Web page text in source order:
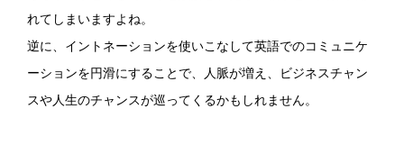
れてしまいますよね。
逆に、イントネーションを使いこなして英語でのコミュニケ
ーションを円滑にすることで、人脈が増え、ビジネスチャン
スや人生のチャンスが巡ってくるかもしれません。